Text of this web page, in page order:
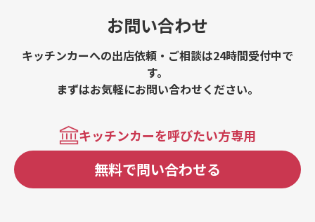
お問い合わせ
キッチンカーへの出店依頼・ご相談は24時間受付中で
す。
まずはお気軽にお問い合わせください。
キッチンカーを呼びたい方専用
無料で問い合わせる